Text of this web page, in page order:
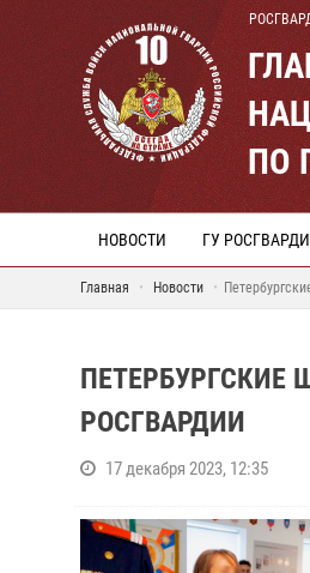
ПО
НОВОСТИ ГУ
Главная Новости
РОСГВАРДИИ
17 декабря 2023, 12:35